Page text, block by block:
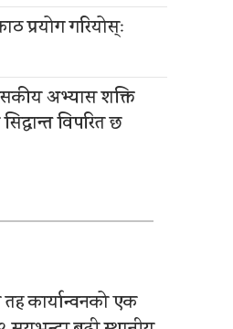
प्रयोग गरियोस्ः
अभ्यास शक्ति
विपरित छ
तह कार्यान्वनको एक